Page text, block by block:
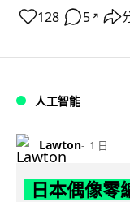
128 5 ↗
人工智能
Lawton 1 日
日本偶像零